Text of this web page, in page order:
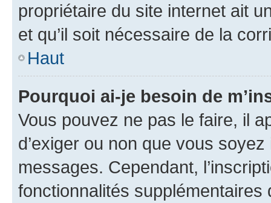
propriétaire du site internet ait
et qu’il soit nécessaire de la
Haut
Pourquoi ai-je besoin de
Vous pouvez ne pas le faire, il
d’exiger ou non que vous
messages. Cependant,
fonctionnalités